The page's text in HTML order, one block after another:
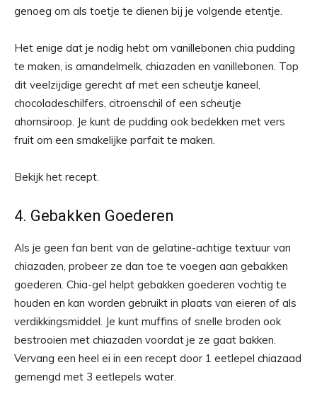
genoeg om als toetje te dienen bij je volgende etentje.
Het enige dat je nodig hebt om vanillebonen chia pudding
te maken, is amandelmelk, chiazaden en vanillebonen. Top
dit veelzijdige gerecht af met een scheutje kaneel,
chocoladeschilfers, citroenschil of een scheutje
ahornsiroop. Je kunt de pudding ook bedekken met vers
fruit om een ​​smakelijke parfait te maken.
Bekijk het recept.
4. Gebakken Goederen
Als je geen fan bent van de gelatine-achtige textuur van
chiazaden, probeer ze dan toe te voegen aan gebakken
goederen. Chia-gel helpt gebakken goederen vochtig te
houden en kan worden gebruikt in plaats van eieren of als
verdikkingsmiddel. Je kunt muffins of snelle broden ook
bestrooien met chiazaden voordat je ze gaat bakken.
Vervang een heel ei in een recept door 1 eetlepel chiazaad
gemengd met 3 eetlepels water.